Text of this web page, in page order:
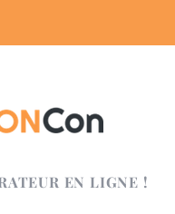
EN LIGNE !